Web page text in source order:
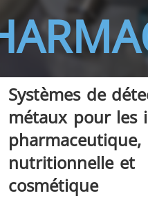
THS/FBB
THS/MBB
Systèmes de
métaux pour les
pharmaceutique,
nutritionnelle et
cosmétique